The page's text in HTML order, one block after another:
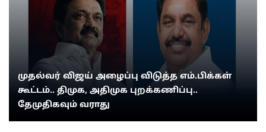
முதல்வர் விஜய் அழைப்பு விடுத்த எம்.பிக்கள்
கூட்டம்.. திமுக, அதிமுக புறக்கணிப்பு..
தேமுதிகவும் வராது